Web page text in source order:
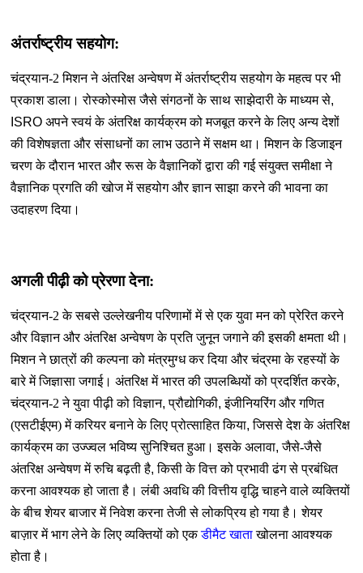
अंतर्राष्ट्रीय सहयोग:
चंद्रयान-2 मिशन ने अंतरिक्ष अन्वेषण में अंतर्राष्ट्रीय सहयोग के महत्व पर भी
प्रकाश डाला। रोस्कोस्मोस जैसे संगठनों के साथ साझेदारी के माध्यम से,
ISRO अपने स्वयं के अंतरिक्ष कार्यक्रम को मजबूत करने के लिए अन्य देशों
की विशेषज्ञता और संसाधनों का लाभ उठाने में सक्षम था। मिशन के डिजाइन
चरण के दौरान भारत और रूस के वैज्ञानिकों द्वारा की गई संयुक्त समीक्षा ने
वैज्ञानिक प्रगति की खोज में सहयोग और ज्ञान साझा करने की भावना का
उदाहरण दिया।
अगली पीढ़ी को प्रेरणा देना:
चंद्रयान-2 के सबसे उल्लेखनीय परिणामों में से एक युवा मन को प्रेरित करने
और विज्ञान और अंतरिक्ष अन्वेषण के प्रति जुनून जगाने की इसकी क्षमता थी।
मिशन ने छात्रों की कल्पना को मंत्रमुग्ध कर दिया और चंद्रमा के रहस्यों के
बारे में जिज्ञासा जगाई। अंतरिक्ष में भारत की उपलब्धियों को प्रदर्शित करके,
चंद्रयान-2 ने युवा पीढ़ी को विज्ञान,प्रौद्योगिकी,इंजीनियरिंग और गणित
(एसटीईएम) में करियर बनाने के लिए प्रोत्साहित किया,जिससे देश के अंतरिक्ष
कार्यक्रम का उज्ज्वल भविष्य सुनिश्चित हुआ। इसके अलावा,जैसे-जैसे
अंतरिक्ष अन्वेषण में रुचि बढ़ती है,किसी के वित्त को प्रभावी ढंग से प्रबंधित
करना आवश्यक हो जाता है। लंबी अवधि की वित्तीय वृद्धि चाहने वाले व्यक्तियों
के बीच शेयर बाजार में निवेश करना तेजी से लोकप्रिय हो गया है। शेयर
बाज़ार में भाग लेने के लिए व्यक्तियों को एकडीमैट खाताखोलना आवश्यक
होता है।